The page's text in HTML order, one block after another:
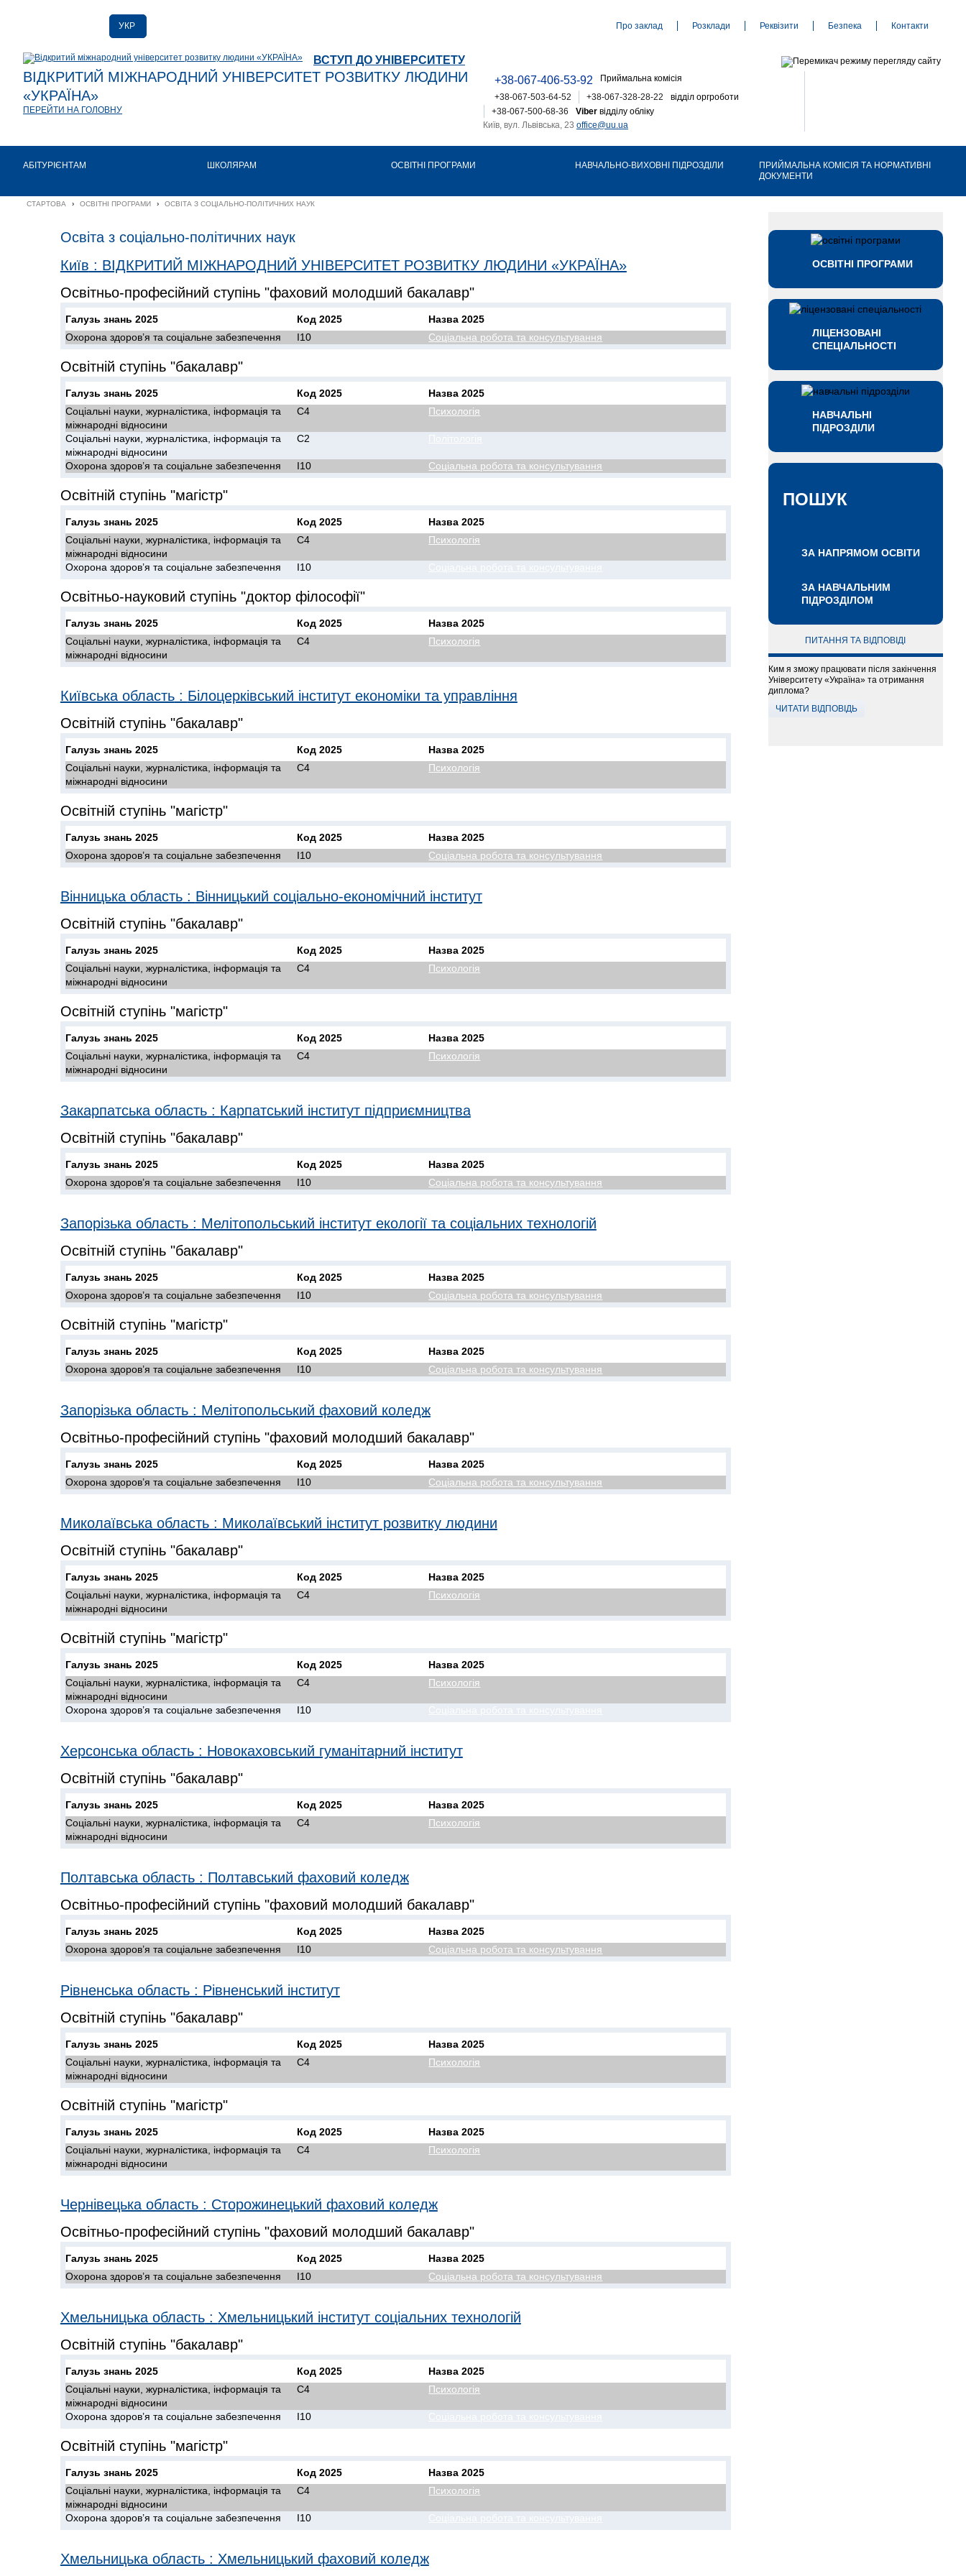
УКР
ENG
Про заклад Розклади Реквізити Безпека Контакти
ВСТУП ДО УНІВЕРСИТЕТУ
ВІДКРИТИЙ МІЖНАРОДНИЙ УНІВЕРСИТЕТ РОЗВИТКУ ЛЮДИНИ
«УКРАЇНА»
ПЕРЕЙТИ НА ГОЛОВНУ
+38-067-406-53-92
Приймальна комісія
відділ оргроботи
+38-067-503-64-52
+38-067-328-28-22
Viber відділу обліку
+38-067-500-68-36
Київ, вул. Львівська, 23 office@uu.ua
АБІТУРІЄНТАМ ШКОЛЯРАМ ОСВІТНІ ПРОГРАМИ НАВЧАЛЬНО-ВИХОВНІ ПІДРОЗДІЛИ
ПРИЙМАЛЬНА КОМІСІЯ ТА НОРМАТИВНІ
ДОКУМЕНТИ
СТАРТОВА › ОСВІТНІ ПРОГРАМИ › ОСВІТА З СОЦІАЛЬНО-ПОЛІТИЧНИХ НАУК
ОСВІТНІ ПРОГРАМИ
ЛІЦЕНЗОВАНІ
СПЕЦІАЛЬНОСТІ
НАВЧАЛЬНІ
ПІДРОЗДІЛИ
ПОШУК
ЗА НАПРЯМОМ ОСВІТИ
ЗА НАВЧАЛЬНИМ
ПІДРОЗДІЛОМ
ПИТАННЯ ТА ВІДПОВІДІ
Ким я зможу працювати після закінчення
Університету «Україна» та отримання
диплома?
ЧИТАТИ ВІДПОВІДЬ
Освіта з соціально-політичних наук
Київ : ВІДКРИТИЙ МІЖНАРОДНИЙ УНІВЕРСИТЕТ РОЗВИТКУ ЛЮДИНИ «УКРАЇНА»
Освітньо-професійний ступінь "фаховий молодший бакалавр"
Галузь знань 2025 Код 2025
Назва 2025
Охорона здоров’я та соціальне забезпечення
I10 Соціальна робота та консультування
Освітній ступінь "бакалавр"
Галузь знань 2025 Код 2025
Назва 2025
Соціальні науки, журналістика, інформація та
міжнародні відносини
C4 Психологія
Соціальні науки, журналістика, інформація та
міжнародні відносини
C2
Охорона здоров’я та соціальне забезпечення I10 Соціальна робота та консультування
Освітній ступінь "магістр"
Галузь знань 2025 Код 2025
Назва 2025
Соціальні науки, журналістика, інформація та
міжнародні відносини
C4 Психологія
Охорона здоров’я та соціальне забезпечення I10
Освітньо-науковий ступінь "доктор філософії"
Галузь знань 2025 Код 2025
Назва 2025
Соціальні науки, журналістика, інформація та
міжнародні відносини
C4 Психологія
Київська область: Білоцерківський інститут економіки та управління
Освітній ступінь "бакалавр"
Галузь знань 2025 Код 2025
Назва 2025
Соціальні науки, журналістика, інформація та
міжнародні відносини
C4 Психологія
Освітній ступінь "магістр"
Галузь знань 2025 Код 2025
Назва 2025
Охорона здоров’я та соціальне забезпечення
I10 Соціальна робота та консультування
Вінницька область: Вінницький соціально-економічний інститут
Освітній ступінь "бакалавр"
Галузь знань 2025 Код 2025
Назва 2025
Соціальні науки, журналістика, інформація та
міжнародні відносини
C4 Психологія
Освітній ступінь "магістр"
Галузь знань 2025 Код 2025
Назва 2025
Соціальні науки, журналістика, інформація та
міжнародні відносини
C4 Психологія
Закарпатська область: Карпатський інститут підприємництва
Освітній ступінь "бакалавр"
Галузь знань 2025 Код 2025
Назва 2025
Охорона здоров’я та соціальне забезпечення
I10 Соціальна робота та консультування
Запорізька область: Мелітопольський інститут екології та соціальних технологій
Освітній ступінь "бакалавр"
Галузь знань 2025 Код 2025
Назва 2025
Охорона здоров’я та соціальне забезпечення
I10 Соціальна робота та консультування
Освітній ступінь "магістр"
Галузь знань 2025 Код 2025
Назва 2025
Охорона здоров’я та соціальне забезпечення
I10 Соціальна робота та консультування
Запорізька область: Мелітопольський фаховий коледж
Освітньо-професійний ступінь "фаховий молодший бакалавр"
Галузь знань 2025 Код 2025
Назва 2025
Охорона здоров’я та соціальне забезпечення
I10 Соціальна робота та консультування
Миколаївська область: Миколаївський інститут розвитку людини
Освітній ступінь "бакалавр"
Галузь знань 2025 Код 2025
Назва 2025
Соціальні науки, журналістика, інформація та
міжнародні відносини
C4 Психологія
Освітній ступінь "магістр"
Галузь знань 2025 Код 2025
Назва 2025
Соціальні науки, журналістика, інформація та
міжнародні відносини
C4 Психологія
Охорона здоров’я та соціальне забезпечення I10
Херсонська область: Новокаховський гуманітарний інститут
Освітній ступінь "бакалавр"
Галузь знань 2025 Код 2025
Назва 2025
Соціальні науки, журналістика, інформація та
міжнародні відносини
C4 Психологія
Полтавська область: Полтавський фаховий коледж
Освітньо-професійний ступінь "фаховий молодший бакалавр"
Галузь знань 2025 Код 2025
Назва 2025
Охорона здоров’я та соціальне забезпечення
I10 Соціальна робота та консультування
Рівненська область: Рівненський інститут
Освітній ступінь "бакалавр"
Галузь знань 2025 Код 2025
Назва 2025
Соціальні науки, журналістика, інформація та
міжнародні відносини
C4 Психологія
Освітній ступінь "магістр"
Галузь знань 2025 Код 2025
Назва 2025
Соціальні науки, журналістика, інформація та
міжнародні відносини
C4 Психологія
Чернівецька область: Сторожинецький фаховий коледж
Освітньо-професійний ступінь "фаховий молодший бакалавр"
Галузь знань 2025 Код 2025
Назва 2025
Охорона здоров’я та соціальне забезпечення
I10 Соціальна робота та консультування
Хмельницька область: Хмельницький інститут соціальних технологій
Освітній ступінь "бакалавр"
Галузь знань 2025 Код 2025
Назва 2025
Соціальні науки, журналістика, інформація та
міжнародні відносини
C4 Психологія
Охорона здоров’я та соціальне забезпечення I10
Освітній ступінь "магістр"
Галузь знань 2025 Код 2025
Назва 2025
Соціальні науки, журналістика, інформація та
міжнародні відносини
C4 Психологія
Охорона здоров’я та соціальне забезпечення I10
Хмельницька область: Хмельницький фаховий коледж